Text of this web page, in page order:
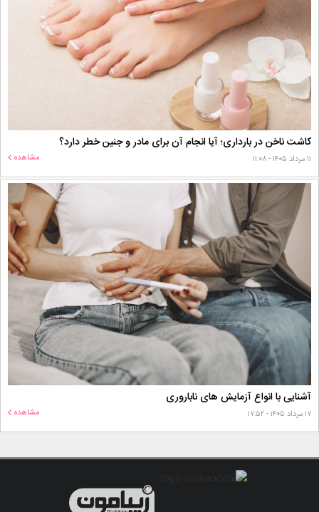
کاشت ناخن در بارداری؛ آیا انجام آن برای مادر و جنین خطر دارد؟
۱۱ مرداد ۱۴۰۵ - ۱۱:۰۸ مشاهده
آشنایی با انواع آزمایش های ناباروری
۱۷ مرداد ۱۴۰۵ - ۱۷:۵۲ مشاهده